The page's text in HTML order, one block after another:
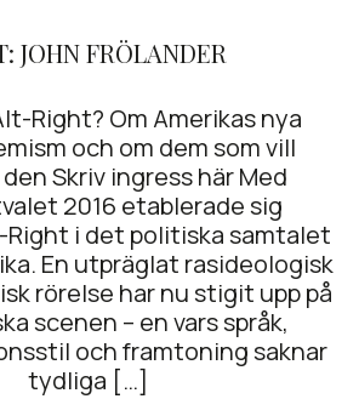
JOHN FRÖLANDER
Right? Om Amerikas nya
och om dem som vill
Skriv ingress här Med
2016 etablerade sig
i det politiska samtalet
En utpräglat rasideologisk
rörelse har nu stigit upp på
scenen – en vars språk,
och framtoning saknar
tydliga […]